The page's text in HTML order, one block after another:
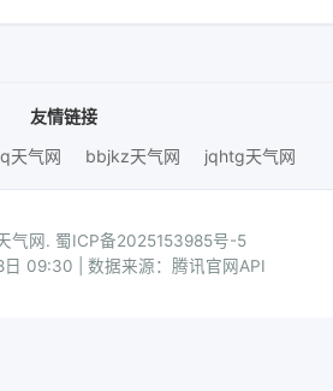
友情链接
天气网 bbjkz天气网 jqhtg天气网
气网. 蜀ICP备2025153985号-5
09:30 | 数据来源：腾讯官网API